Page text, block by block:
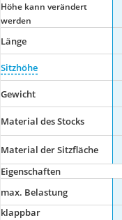
Höhe kann verändert
werden
Länge
Sitzhöhe
Gewicht
Material des Stocks
Material der Sitzfläche
Eigenschaften
max. Belastung
klappbar